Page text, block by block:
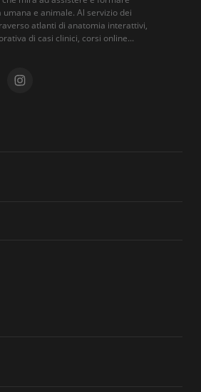
e animale. Al servizio dei
atlanti di anatomia interattivi,
di casi clinici, corsi online...